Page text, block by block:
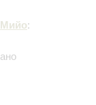
Мийо: